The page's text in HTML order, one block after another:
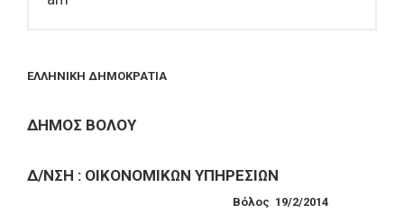
ΕΛΛΗΝΙΚΗ ΔΗΜΟΚΡΑΤΙΑ
ΔΗΜΟΣ ΒΟΛΟΥ
Δ/ΝΣΗ : ΟΙΚΟΝΟΜΙΚΩΝ ΥΠΗΡΕΣΙΩΝ
Βόλος 19/2/2014